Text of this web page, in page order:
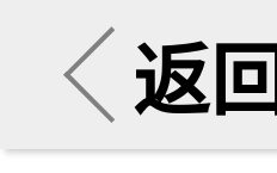
返回